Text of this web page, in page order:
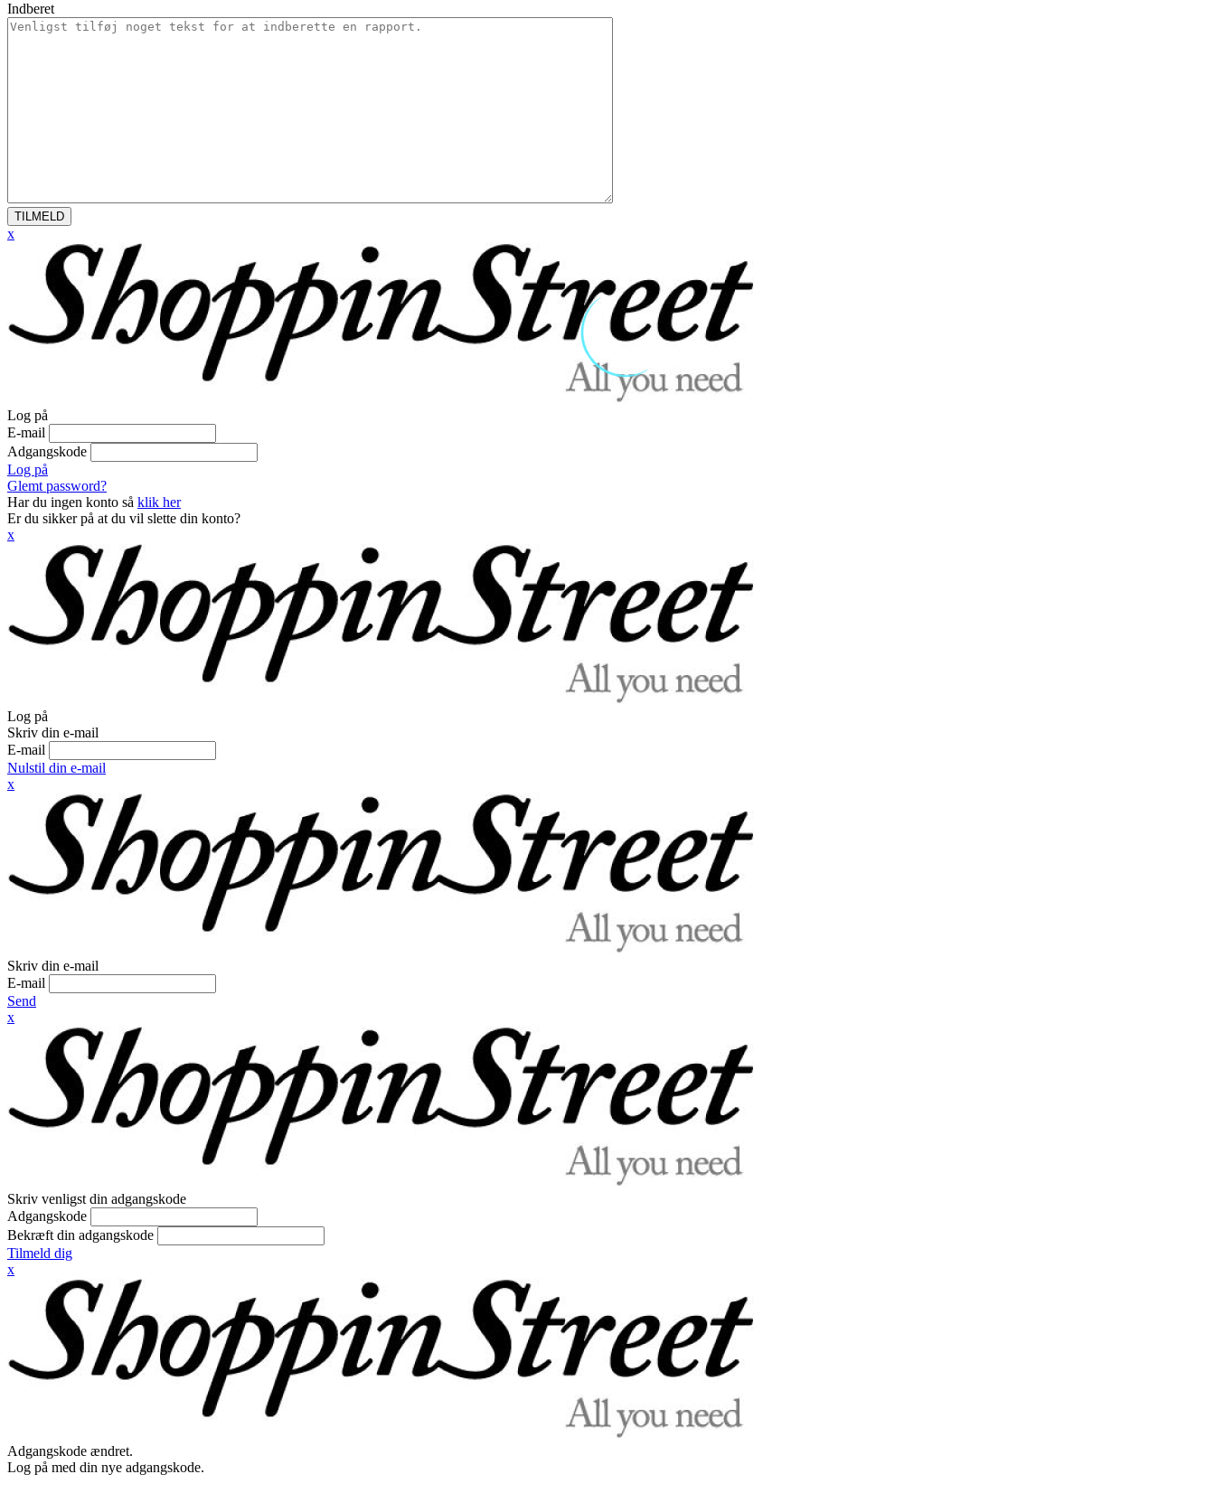
Indberet
TILMELD
x
Log på
E-mail
Adgangskode
Log på
Glemt password?
Har du ingen konto så klik her
Er du sikker på at du vil slette din konto?
x
Log på
Skriv din e-mail
E-mail
Nulstil din e-mail
x
Skriv din e-mail
E-mail
Send
x
Skriv venligst din adgangskode
Adgangskode
Bekræft din adgangskode
Tilmeld dig
x
Adgangskode ændret.
Log på med din nye adgangskode.